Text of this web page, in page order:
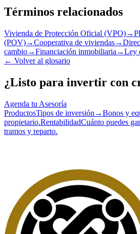
Términos relacionados
Vivienda de Protección Oficial (VPO)→
(POV)→Cooperativa de viviendas→
cambio→Financiación inmobiliaria →Ley
← Volver al glosario
¿Listo para invertir con
Agenda tu Asesoría
ProductosTipos de inversión →Bonos y
propietario.RentabilidadCuánto puedes
tramos y reparto.